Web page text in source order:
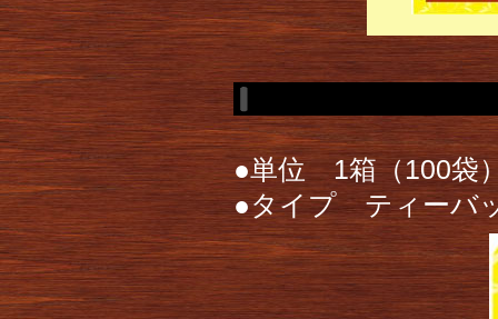
●単位 1箱（100袋
●タイプ ティーバ